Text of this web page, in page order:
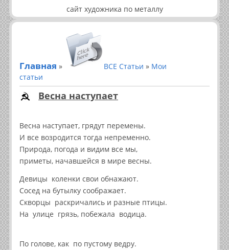
сайт художника по металлу
Главная » ВСЕ Статьи » Мои
статьи
Весна наступает
Весна наступает, грядут перемены.
И все возродится тогда непременно.
Природа, погода и видим все мы,
приметы, начавшейся в мире весны.
Девицы коленки свои обнажают.
Сосед на бутылку соображает.
Скворцы раскричались и разные птицы.
На улице грязь, побежала водица.
По голове, как по пустому ведру.